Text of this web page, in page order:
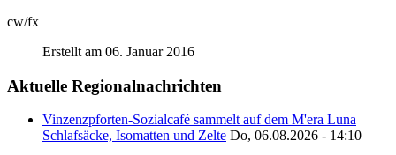
cw/fx
Erstellt am 06. Januar 2016
Aktuelle Regionalnachrichten
Vinzenzpforten-Sozialcafé sammelt auf dem M'era Luna
Schlafsäcke, Isomatten und Zelte Do, 06.08.2026 - 14:10